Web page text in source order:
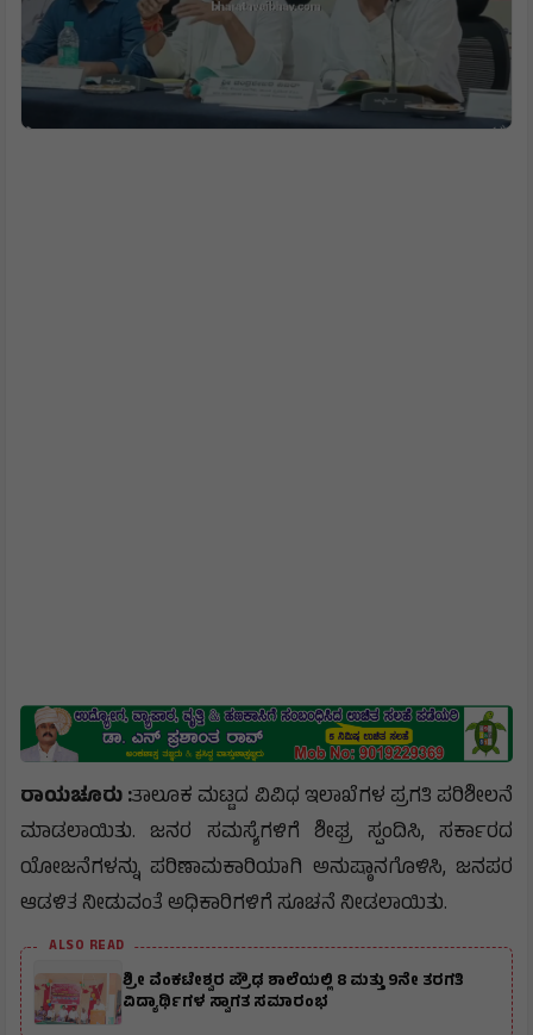
ರಾಯಚೂರು :ತಾಲೂಕ ಮಟ್ಟದ ವಿವಿಧ ಇಲಾಖೆಗಳ ಪ್ರಗತಿ ಪರಿಶೀಲನೆ
ಮಾಡಲಾಯಿತು. ಜನರ ಸಮಸ್ಯೆಗಳಿಗೆ ಶೀಘ್ರ ಸ್ಪಂದಿಸಿ, ಸರ್ಕಾರದ
ಯೋಜನೆಗಳನ್ನು ಪರಿಣಾಮಕಾರಿಯಾಗಿ ಅನುಷ್ಠಾನಗೊಳಿಸಿ, ಜನಪರ
ಆಡಳಿತ ನೀಡುವಂತೆ ಅಧಿಕಾರಿಗಳಿಗೆ ಸೂಚನೆ ನೀಡಲಾಯಿತು.
ALSO READ
ಶ್ರೀ ವೆಂಕಟೇಶ್ವರ ಪ್ರೌಢ ಶಾಲೆಯಲ್ಲಿ 8 ಮತ್ತು 9ನೇ ತರಗತಿ
ವಿದ್ಯಾರ್ಥಿಗಳ ಸ್ವಾಗತ ಸಮಾರಂಭ